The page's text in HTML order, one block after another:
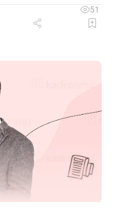
подбати про їх
51